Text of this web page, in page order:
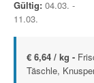
Gültig: 04.03. -
11.03.
€ 6,64 / kg -
Täschle,